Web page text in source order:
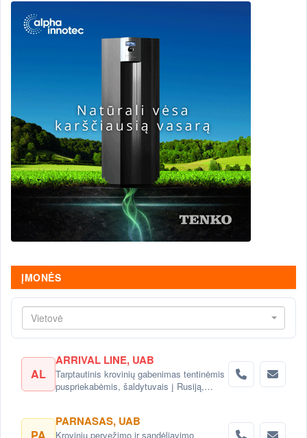
ĮMONĖS
Vietovė
AL
ARRIVAL LINE, UAB
Tarptautinis krovinių gabenimas tentinėmis
puspriekabėmis, šaldytuvais į Rusiją,
PA
PARNASAS, UAB
Krovinių pervežimo ir sandėliavimo